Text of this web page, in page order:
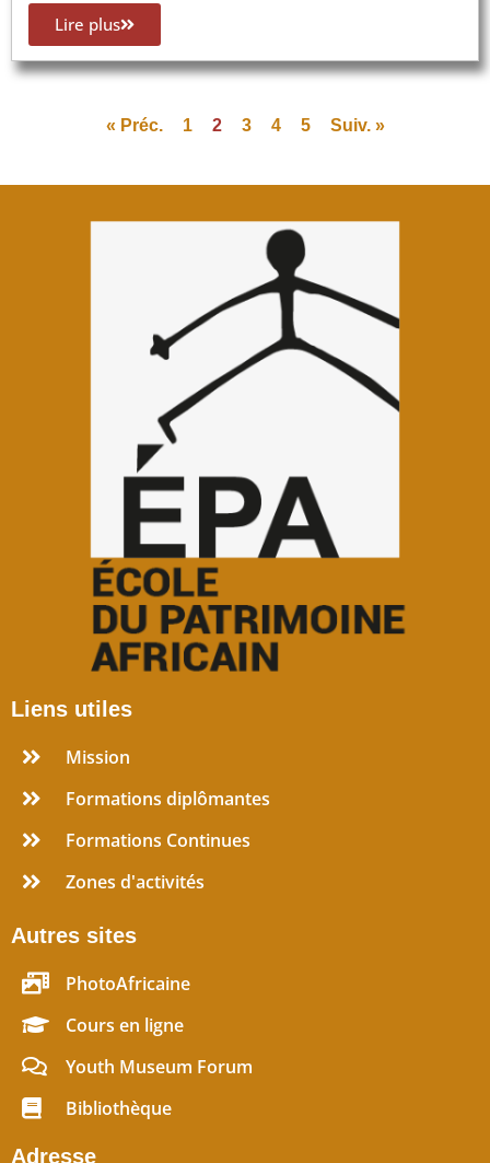
Lire plus
« Préc. 1 2 3 4 5 Suiv. »
Liens utiles
Mission
Formations diplômantes
Formations Continues
Zones d'activités
Autres sites
PhotoAfricaine
Cours en ligne
Youth Museum Forum
Bibliothèque
Adresse